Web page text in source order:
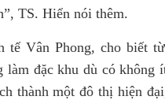
TS. Hiển nói thêm.
Vân Phong, cho biết
làm đặc khu dù có
thành một đô thị hiện